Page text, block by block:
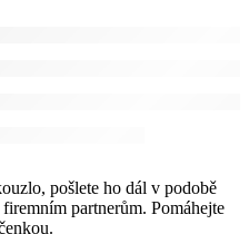
pošlete ho dál v podobě
partnerům. Pomáhejte